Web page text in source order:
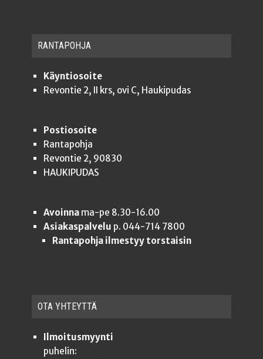
RAN­TA­POH­JA
Käyntiosoite
Revontie 2, II krs, ovi C, Haukipudas
Postiosoite
Rantapohja
Revontie 2, 90830
HAUKIPUDAS
Avoinnama-pe 8.30-16.00
Asiakaspalvelu p. 044-714 7800
Rantapohja ilmestyy torstaisin
OTA YHTEYT­TÄ
Ilmoitusmyynti
puhelin: